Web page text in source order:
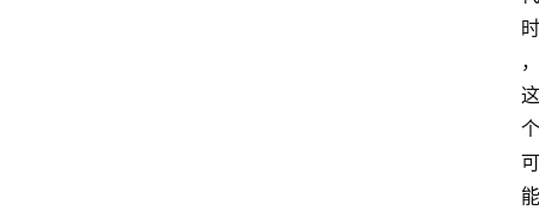
时
，
这
个
可
能